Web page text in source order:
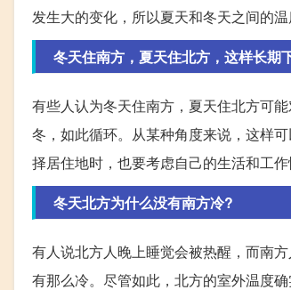
发生大的变化，所以夏天和冬天之间的温
冬天住南方，夏天住北方，这样长期
有些人认为冬天住南方，夏天住北方可
冬，如此循环。从某种角度来说，这样
择居住地时，也要考虑自己的生活和工
冬天北方为什么没有南方冷?
有人说北方人晚上睡觉会被热醒，而南
有那么冷。尽管如此，北方的室外温度